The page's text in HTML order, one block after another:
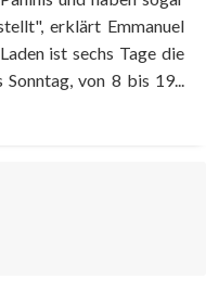
erklärt Emmanuel
ist sechs Tage die
von 8 bis 19...